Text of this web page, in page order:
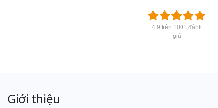
4.9 trên 1001 đánh
giá
Giới thiệu